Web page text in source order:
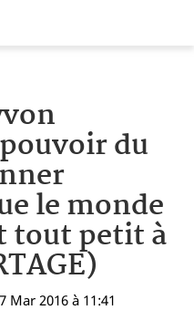
du
le monde
tout petit à
Mar 2016 à 11:41